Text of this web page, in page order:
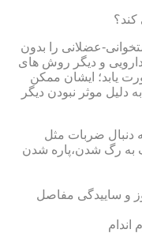
عضلانی را بدون
و دیگر روش های
یابد؛ ایشان ممکن
دلیل موثر نبودن دیگر
دنبال ضربات مثل
رگ شدن،پاره شدن
و ساییدگی مفاصل
اندام